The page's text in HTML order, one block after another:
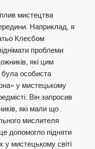
мистецтва
Наприклад, я
Клеєбом
проблеми
які цим
особиста
у мистецькому
Він запросив
які мали що
мислителя
допомогло підняти
у мистецькому світі